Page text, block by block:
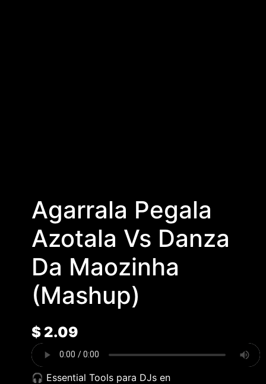
Agarrala Pegala
Azotala Vs Danza
Da Maozinha
(Mashup)
$2.09
🎧 Essential Tools para DJs en